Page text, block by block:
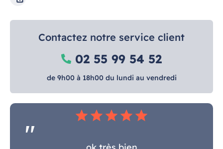
Contactez notre service client
02 55 99 54 52
de 9h00 à 18h00 du lundi au vendredi
star star star star star